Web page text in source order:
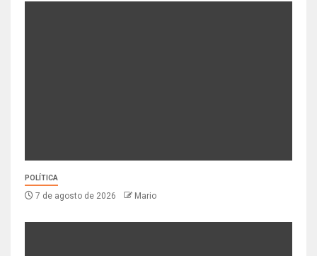
POLÍTICA
7 de agosto de 2026 Mario